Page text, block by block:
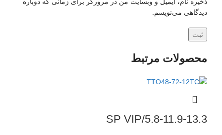
دیدگاهی می‌نویسم.
محصولات مرتبط
5.8-11.9-13.3/SP VIP